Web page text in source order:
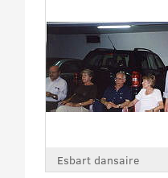
Esbart dansaire